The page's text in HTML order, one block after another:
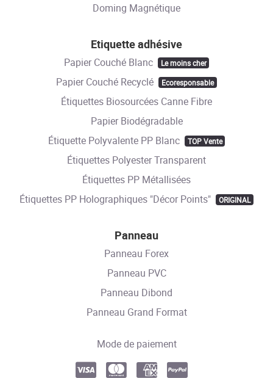
Doming Magnétique
Etiquette adhésive
Papier Couché Blanc Le moins cher
Papier Couché Recyclé Ecoresponsable
Étiquettes Biosourcées Canne Fibre
Papier Biodégradable
Étiquette Polyvalente PP Blanc
TOP Vente
Étiquettes Polyester Transparent
Étiquettes PP Métallisées
Étiquettes PP Holographiques "Décor Points"
ORIGINAL
Panneau
Panneau Forex
Panneau PVC
Panneau Dibond
Panneau Grand Format
Mode de paiement